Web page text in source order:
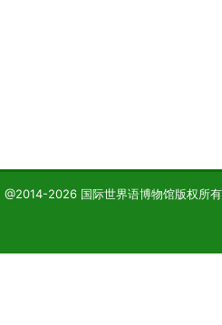
@2014-2026 国际世界语博物馆版权